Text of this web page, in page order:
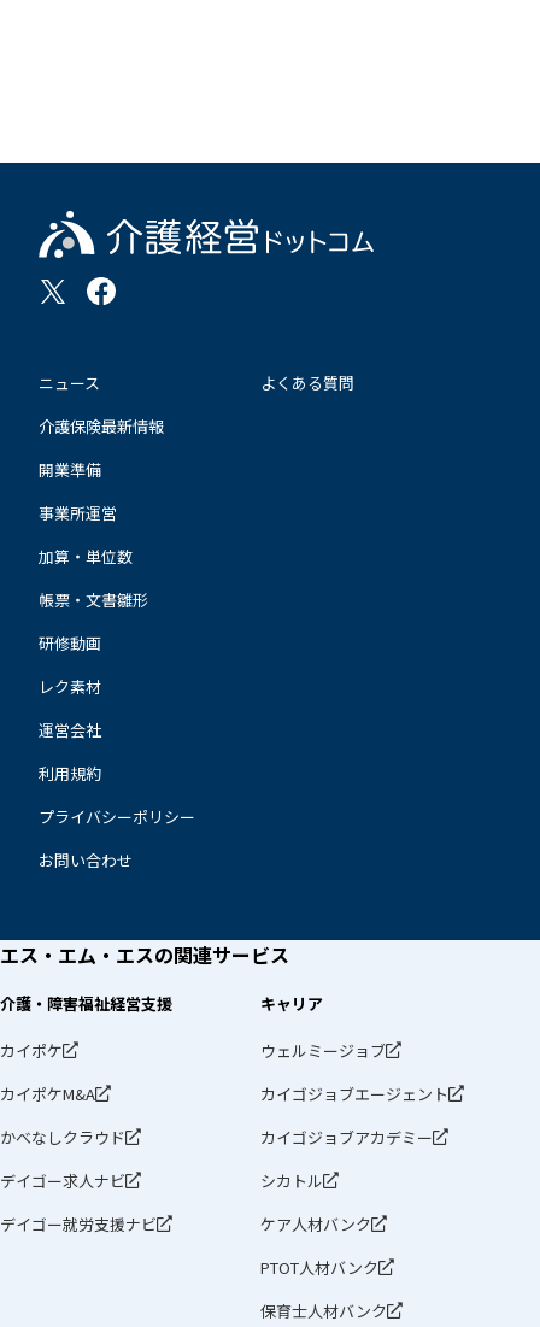
ニュース
介護保険最新情報
開業準備
事業所運営
加算・単位数
帳票・文書雛形
研修動画
レク素材
よくある質問
運営会社
利用規約
プライバシーポリシー
お問い合わせ
エス・エム・エスの関連サービス
介護・障害福祉経営支援
カイポケ
カイポケM&A
かべなしクラウド
デイゴー求人ナビ
デイゴー就労支援ナビ
キャリア
ウェルミージョブ
カイゴジョブエージェント
カイゴジョブアカデミー
シカトル
ケア人材バンク
PTOT人材バンク
保育士人材バンク